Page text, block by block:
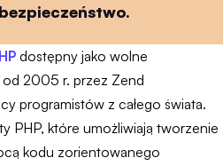
dostępny jako wolne
2005 r. przez Zend
programistów z całego świata.
PHP, które umożliwiają tworzenie
kodu zorientowanego